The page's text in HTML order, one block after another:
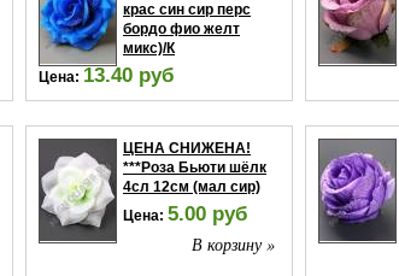
крас син сир перс
бордо фио желт
микс)/К
Цена: 13.40 руб
В корзину »
ЦЕНА СНИЖЕНА!
***Роза Бьюти шёлк
4сл 12см (мал сир)
Цена: 5.00 руб
В корзину »